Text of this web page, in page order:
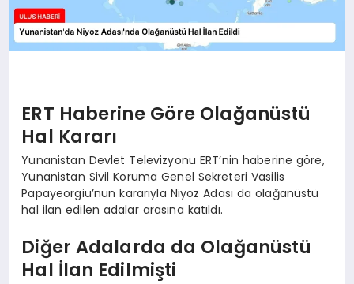
ERT Haberine Göre Olağanüstü
Hal Kararı
Yunanistan Devlet Televizyonu ERT’nin haberine göre,
Yunanistan Sivil Koruma Genel Sekreteri Vasilis
Papayeorgiu’nun kararıyla Niyoz Adası da olağanüstü
hal ilan edilen adalar arasına katıldı.
Diğer Adalarda da Olağanüstü
Hal İlan Edilmişti